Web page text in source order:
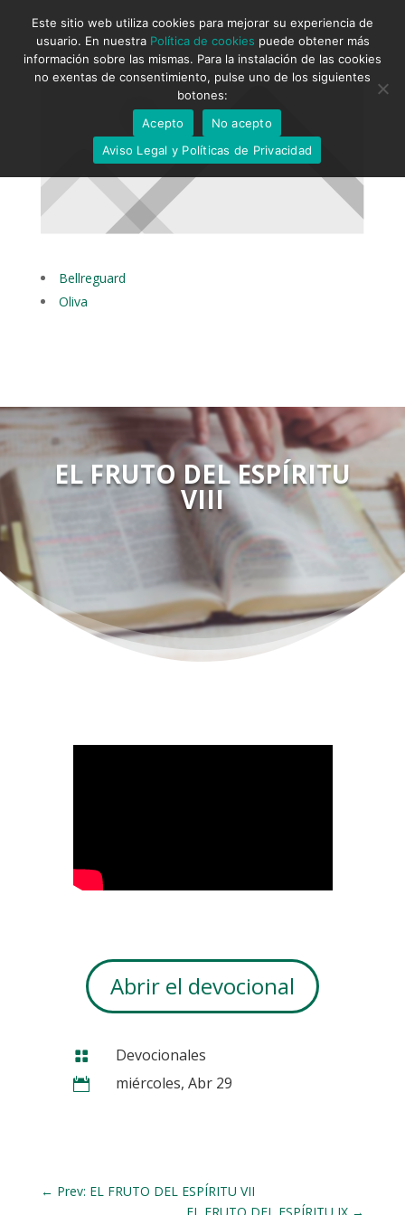
Bellreguard
Oliva
EL FRUTO DEL ESPÍRITU
VIII
Abrir el devocional
 Devocionales
 miércoles, Abr 29
← Prev: EL FRUTO DEL ESPÍRITU VII
Este sitio web utiliza cookies para mejorar su experiencia de
usuario. En nuestra Política de cookies puede obtener más
información sobre las mismas. Para la instalación de las cookies
no exentas de consentimiento, pulse uno de los siguientes
botones:
Acepto
No acepto
Aviso Legal y Políticas de Privacidad